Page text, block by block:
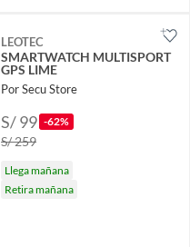
LEOTEC
SMARTWATCH MULTISPORT
GPS LIME
Por Secu Store
S/ 99 -62%
S/ 259
Llega mañana
Retira mañana